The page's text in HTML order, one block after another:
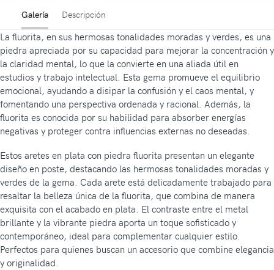
Galería Descripción
La fluorita, en sus hermosas tonalidades moradas y verdes, es una
piedra apreciada por su capacidad para mejorar la concentración y
la claridad mental, lo que la convierte en una aliada útil en
estudios y trabajo intelectual. Esta gema promueve el equilibrio
emocional, ayudando a disipar la confusión y el caos mental, y
fomentando una perspectiva ordenada y racional. Además, la
fluorita es conocida por su habilidad para absorber energías
negativas y proteger contra influencias externas no deseadas.
Estos aretes en plata con piedra fluorita presentan un elegante
diseño en poste, destacando las hermosas tonalidades moradas y
verdes de la gema. Cada arete está delicadamente trabajado para
resaltar la belleza única de la fluorita, que combina de manera
exquisita con el acabado en plata. El contraste entre el metal
brillante y la vibrante piedra aporta un toque sofisticado y
contemporáneo, ideal para complementar cualquier estilo.
Perfectos para quienes buscan un accesorio que combine elegancia
y originalidad.